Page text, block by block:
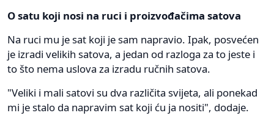
O satu koji nosi na ruci i proizvođačima satova
Na ruci mu je sat koji je sam napravio. Ipak, posvećen
je izradi velikih satova, a jedan od razloga za to jeste i
to što nema uslova za izradu ručnih satova.
"Veliki i mali satovi su dva različita svijeta, ali ponekad
mi je stalo da napravim sat koji ću ja nositi", dodaje.